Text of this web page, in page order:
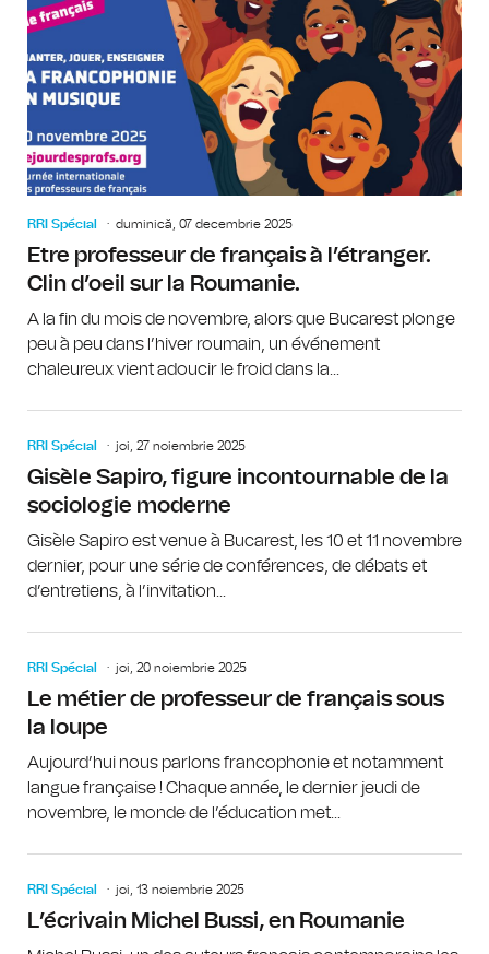
RRI Spécial duminică, 07 decembrie 2025
Etre professeur de français à l’étranger.
Clin d’oeil sur la Roumanie.
A la fin du mois de novembre, alors que Bucarest plonge
peu à peu dans l’hiver roumain, un événement
chaleureux vient adoucir le froid dans la...
RRI Spécial joi, 27 noiembrie 2025
Gisèle Sapiro, figure incontournable de la
sociologie moderne
Gisèle Sapiro est venue à Bucarest, les 10 et 11 novembre
dernier, pour une série de conférences, de débats et
d’entretiens, à l’invitation...
RRI Spécial joi, 20 noiembrie 2025
Le métier de professeur de français sous
la loupe
Aujourd’hui nous parlons francophonie et notamment
langue française ! Chaque année, le dernier jeudi de
novembre, le monde de l’éducation met...
RRI Spécial joi, 13 noiembrie 2025
L’écrivain Michel Bussi, en Roumanie